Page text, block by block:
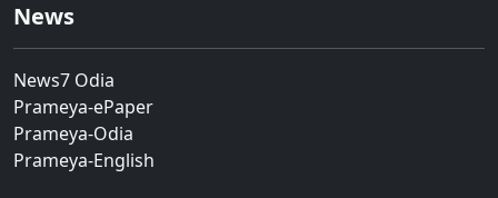
News
News7 Odia
Prameya-ePaper
Prameya-Odia
Prameya-English